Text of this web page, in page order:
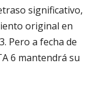
significativo,
original en
Pero a fecha de
6 mantendrá su